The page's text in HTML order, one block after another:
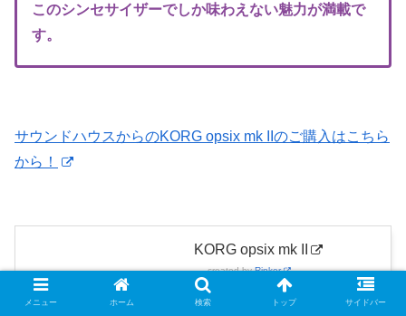
このシンセサイザーでしか味わえない魅力が満載で
す。
サウンドハウスからのKORG opsix mk IIのご購入はこちら
から！
KORG opsix mk II
created byRinker
サウンドハウス
メニュー ホーム 検索 トップ サイドバー